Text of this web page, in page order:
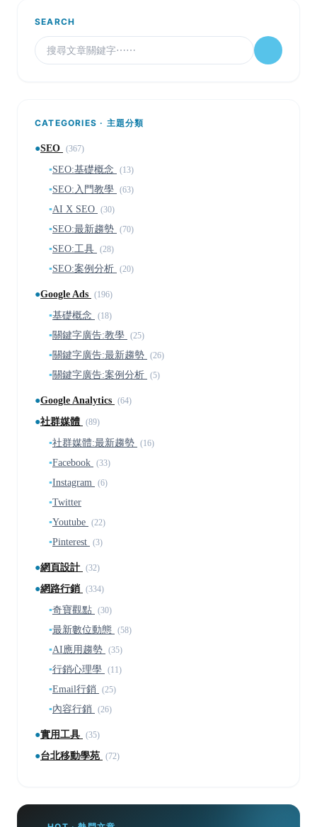
SEARCH
CATEGORIES · 主題分類
●SEO (367)
▪SEO:基礎概念 (13)
▪SEO:入門教學 (63)
▪AI X SEO (30)
▪SEO:最新趨勢 (70)
▪SEO:工具 (28)
▪SEO:案例分析 (20)
●Google Ads (196)
▪基礎概念 (18)
▪關鍵字廣告:教學 (25)
▪關鍵字廣告:最新趨勢 (26)
▪關鍵字廣告:案例分析 (5)
●Google Analytics (64)
●社群媒體 (89)
▪社群媒體:最新趨勢 (16)
▪Facebook (33)
▪Instagram (6)
▪Twitter
▪Youtube (22)
▪Pinterest (3)
●網頁設計 (32)
●網路行銷 (334)
▪奇寶觀點 (30)
▪最新數位動態 (58)
▪AI應用趨勢 (35)
▪行銷心理學 (11)
▪Email行銷 (25)
▪內容行銷 (26)
●實用工具 (35)
●台北移動學苑 (72)